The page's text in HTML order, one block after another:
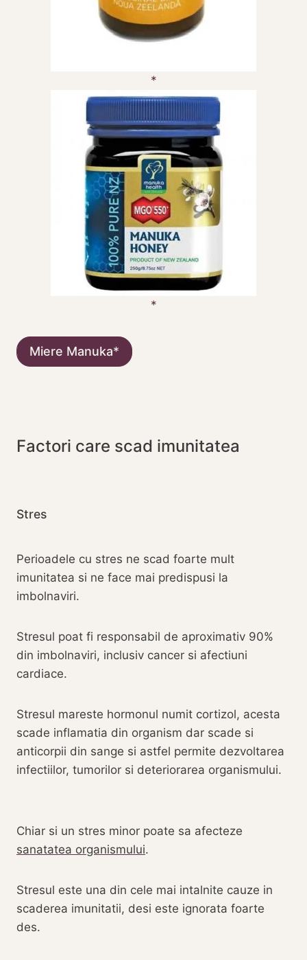
Miere Manuka
Factori care scad imunitatea
Stres
Perioadele cu stres ne scad foarte mult
imunitatea si ne face mai predispusi la
imbolnaviri.
Stresul poat fi responsabil de aproximativ 90%
din imbolnaviri, inclusiv cancer si afectiuni
cardiace.
Stresul mareste hormonul numit cortizol, acesta
scade inflamatia din organism dar scade si
anticorpii din sange si astfel permite dezvoltarea
infectiilor, tumorilor si deteriorarea organismului.
Chiar si un stres minor poate sa afecteze
sanatatea organismului.
Stresul este una din cele mai intalnite cauze in
scaderea imunitatii, desi este ignorata foarte
des.